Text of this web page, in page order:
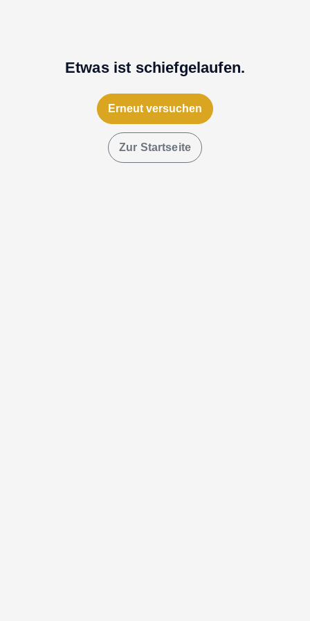
Etwas ist schiefgelaufen.
Erneut versuchen
Zur Startseite